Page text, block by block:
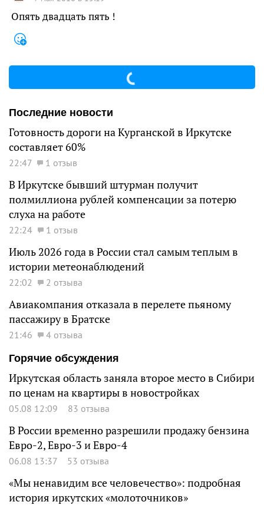
Опять двадцать пять !
Последние новости
Готовность дороги на Курганской в Иркутске
составляет 60%
22:47 1 отзыв
В Иркутске бывший штурман получит
полмиллиона рублей компенсации за потерю
слуха на работе
22:24 1 отзыв
Июль 2026 года в России стал самым теплым в
истории метеонаблюдений
22:02 2 отзыва
Авиакомпания отказала в перелете пьяному
пассажиру в Братске
21:46
4 отзыва
Горячие обсуждения
Иркутская область заняла второе место в Сибири
по ценам на квартиры в новостройках
05.08 12:09 83 отзыва
В России временно разрешили продажу бензина
Евро-2, Евро-3 и Евро-4
06.08 13:37 53 отзыва
«Мы ненавидим все человечество»: подробная
история иркутских «молоточников»